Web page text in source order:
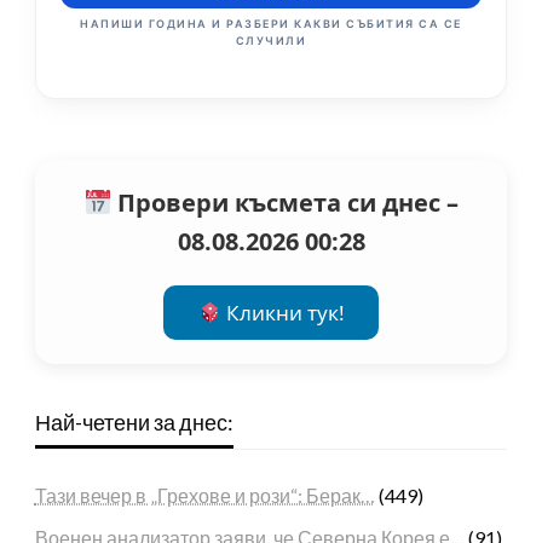
НАПИШИ ГОДИНА И РАЗБЕРИ КАКВИ СЪБИТИЯ СА СЕ
СЛУЧИЛИ
Провери късмета си днес –
08.08.2026 00:28
Кликни тук!
Най-четени за днес:
Тази вечер в „Грехове и рози“: Берак… (449)
Военен анализатор заяви, че Северна Корея е… (91)